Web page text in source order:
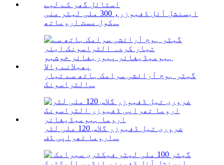
ایسنشل آئل ڈفیوزر، 300 ملی لیٹر منی
کول مسٹ اروماتھ...
گیٹر ہوم آرائشی سرامک ہاتھ سے تیار
الٹراسونک...
ضروری تیل ڈفیوزر گلاس 120 ملی لٹر
اروما تھراپی ڈف...